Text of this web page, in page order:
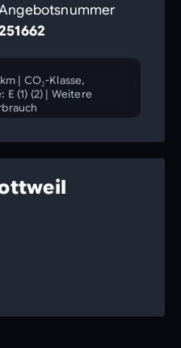
| CO₂-Klasse,
(1) (2) | Weitere